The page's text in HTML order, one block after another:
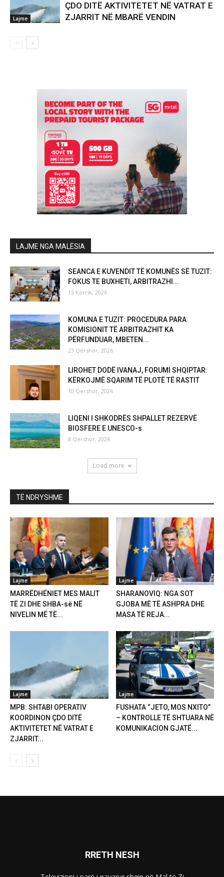
Lajme
ÇDO DITË AKTIVITETET NË VATRAT E
ZJARRIT NË MBARË VENDIN
LAJME NGA MALËSIA
SEANCA E KUVENDIT TË KOMUNËS SË TUZIT:
FOKUS TE BUXHETI, ARBITRAZHI...
15 Korrik, 2026
KOMUNA E TUZIT: PROCEDURA PARA
KOMISIONIT TË ARBITRAZHIT KA
PËRFUNDUAR, MBETEN...
23 Qershor, 2026
LIROHET DODË IVANAJ, FORUMI SHQIPTAR:
KËRKOJMË SQARIM TË PLOTË TË RASTIT
10 Qershor, 2026
LIQENI I SHKODRËS SHPALLET REZERVË
BIOSFERE E UNESCO-s
8 Qershor, 2026
Load more
TË NDRYSHME
Lajme
MARRËDHËNIET MES MALIT
TË ZI DHE SHBA-së NË
NIVELIN MË TË...
Lajme
SHARANOVIQ: NGA SOT
GJOBA MË TË ASHPRA DHE
MASA TË REJA...
Lajme
MPB: SHTABI OPERATIV
KOORDINON ÇDO DITË
AKTIVITETET NË VATRAT E
ZJARRIT...
Lajme
FUSHATA “JETO, MOS NXITO”
– KONTROLLE TË SHTUARA NË
KOMUNIKACION GJATË...
RRETH NESH